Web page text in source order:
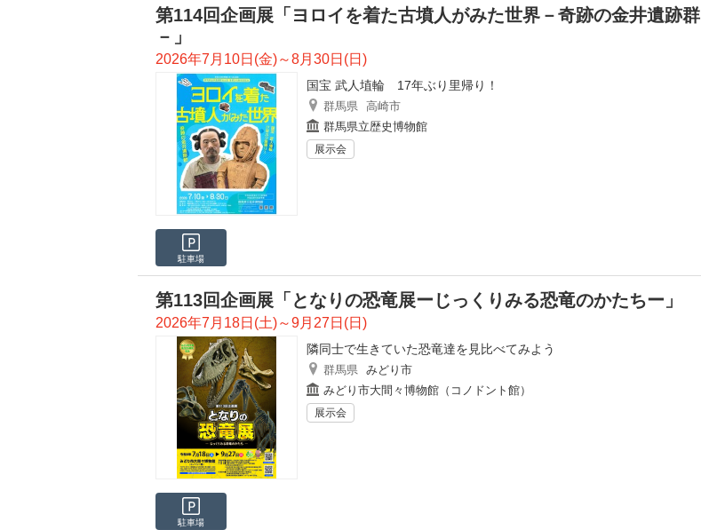
第114回企画展「ヨロイを着た古墳人がみた世界－奇跡の金井遺跡群
－」
2026年7月10日(金)～8月30日(日)
国宝 武人埴輪 17年ぶり里帰り！
群馬県 高崎市
群馬県立歴史博物館
展示会
駐車場
第113回企画展「となりの恐竜展ーじっくりみる恐竜のかたちー」
2026年7月18日(土)～9月27日(日)
隣同士で生きていた恐竜達を見比べてみよう
群馬県 みどり市
みどり市大間々博物館（コノドント館）
展示会
駐車場